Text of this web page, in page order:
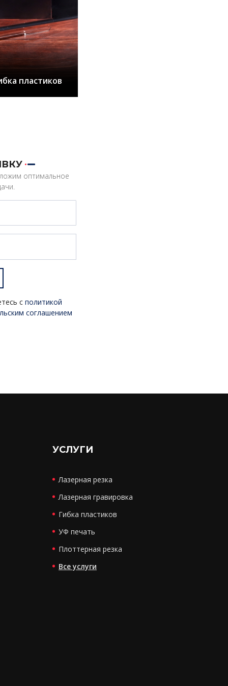
пластиков
оптимальное
с политикой
соглашением
УСЛУГИ
Лазерная резка
Лазерная гравировка
Гибка пластиков
УФ печать
Плоттерная резка
Все услуги